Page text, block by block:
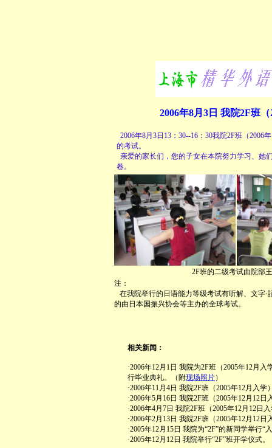
2006年8月3日 我院2F班
2006年8月3日13：30--16：30我院2F班（
的考试。
亲爱的家长们，您的子女在本院努力学习、她
卷。
2F班的二级考试由院部
注：
在我院举行的日语能力等级考试有听解、文字
的由日本国振兴协会等主办的全球考试。
相关新闻：
·2006年12月1日 我院为2F班（2005年12月
行毕业典礼。（附现场照片）
·2006年11月4日 我院2F班（2005年12月入
·2006年5月16日 我院2F班（2005年12月12
·2006年4月7日 我院2F班（2005年12月12日
·2006年2月13日 我院2F班（2005年12月12
·2005年12月15日 我院为“2F”的新同学举行“
·2005年12月12日 我院举行“2F”班开学仪式。